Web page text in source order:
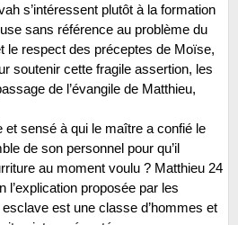
s’intéressent plutôt à la formation
sans référence au problème du
le respect des préceptes de Moïse,
soutenir cette fragile assertion, les
de l’évangile de Matthieu,
et sensé à qui le maître a confié le
de son personnel pour qu’il
au moment voulu ? Matthieu 24
l’explication proposée par les
est une classe d’hommes et